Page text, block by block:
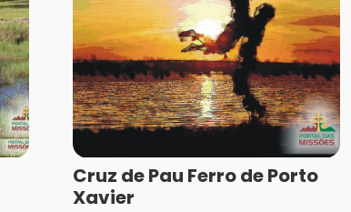
Cruz de Pau Ferro de Porto
Xavier